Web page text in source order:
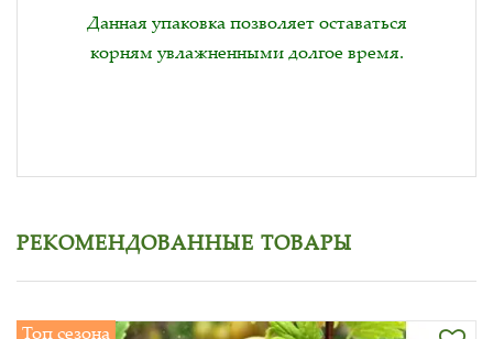
Данная упаковка позволяет оставаться
корням увлажненными долгое время.
РЕКОМЕНДОВАННЫЕ ТОВАРЫ
Топ сезона